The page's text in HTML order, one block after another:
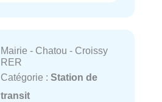
Mairie - Chatou - Croissy
RER
Catégorie : Station de
transit